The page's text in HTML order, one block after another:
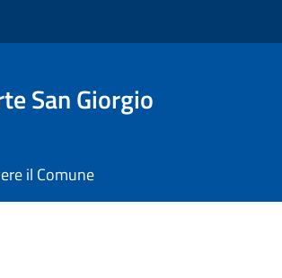
San Giorgio
il Comune